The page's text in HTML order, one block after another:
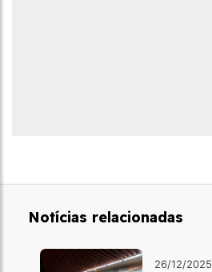
Notícias relacionadas
26/12/2025